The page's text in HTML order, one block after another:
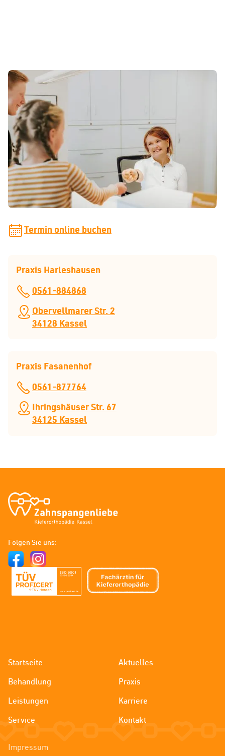
So erreichen Sie uns
Während unserer Sprechzeiten können Sie uns telefonisch
erreichen. Gerne können Sie uns auch eine E-Mail
schreiben. Wir melden uns so schnell wie möglich bei
Ihnen zurück.
praxis[at]zahnspangenliebe.de
Termin online buchen
Praxis Harleshausen
0561-884868
Obervellmarer Str. 2
34128 Kassel
Praxis Fasanenhof
0561-877764
Ihringshäuser Str. 67
34125 Kassel
-
Kieferorthopädie
Kassel
Folgen Sie uns:
Startseite
Behandlung
Leistungen
Service
Aktuelles
Praxis
Karriere
Kontakt
Impressum